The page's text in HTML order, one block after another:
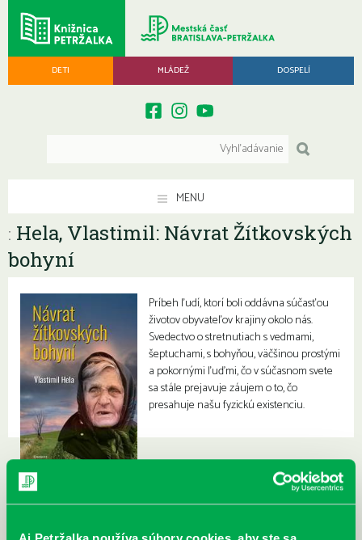
DETI MLÁDEŽ DOSPELÍ
MENU
: Hela, Vlastimil: Návrat Žítkovských
bohyní
Príbeh ľudí, ktorí boli oddávna súčasťou
životov obyvateľov krajiny okolo nás.
Svedectvo o stretnutiach s vedmami,
šeptuchami, s bohyňou, väčšinou prostými
a pokornými ľuďmi, čo v súčasnom svete
sa stále prejavuje záujem o to, čo
presahuje našu fyzickú existenciu.